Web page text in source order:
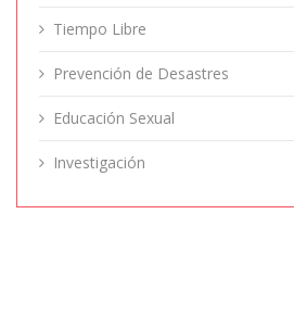
Tiempo Libre
Prevención de Desastres
Educación Sexual
Investigación